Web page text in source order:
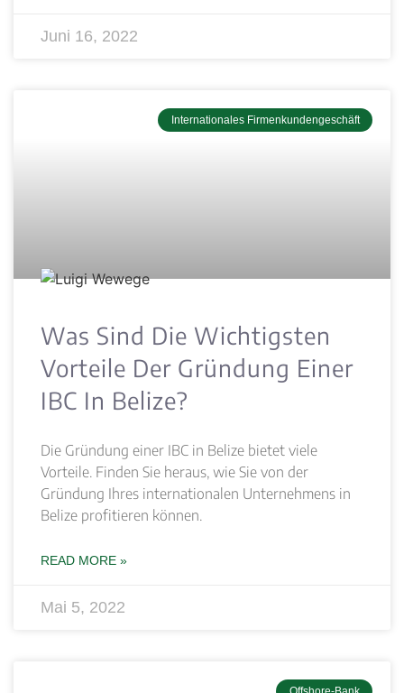
Juni 16, 2022
Internationales Firmenkundengeschäft
Was Sind Die Wichtigsten
Vorteile Der Gründung Einer
IBC In Belize?
Die Gründung einer IBC in Belize bietet viele
Vorteile. Finden Sie heraus, wie Sie von der
Gründung Ihres internationalen Unternehmens in
Belize profitieren können.
READ MORE »
Mai 5, 2022